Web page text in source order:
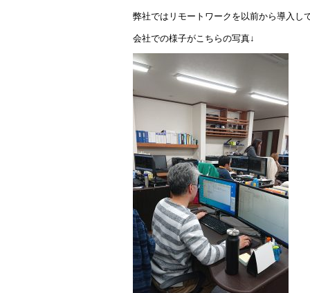
弊社ではリモートワークを以前から導入し
会社での様子がこちらの写真↓